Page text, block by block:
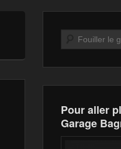
Recherche
Pour aller
Garage